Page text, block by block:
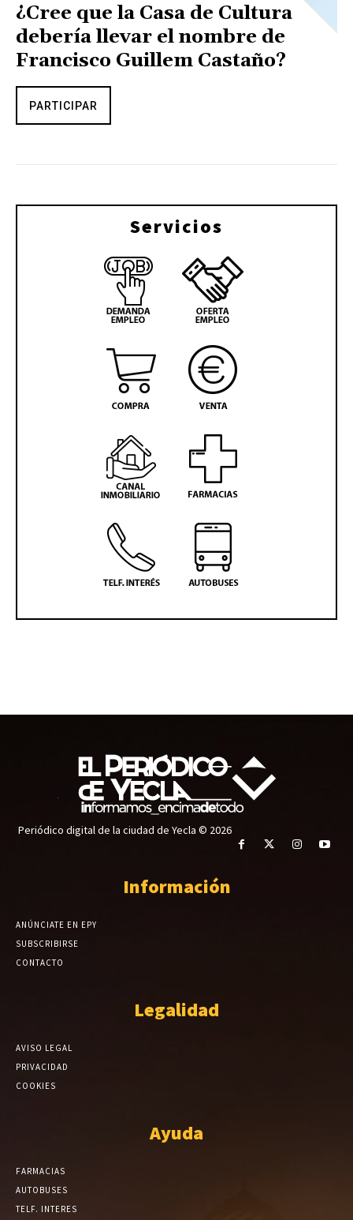
¿Cree que la Casa de Cultura
debería llevar el nombre de
Francisco Guillem Castaño?
PARTICIPAR
Servicios
Periódico digital de la ciudad de Yecla © 2026
Información
ANÚNCIATE EN EPY
SUBSCRIBIRSE
CONTACTO
Legalidad
AVISO LEGAL
PRIVACIDAD
COOKIES
Ayuda
FARMACIAS
AUTOBUSES
TELF. INTERES